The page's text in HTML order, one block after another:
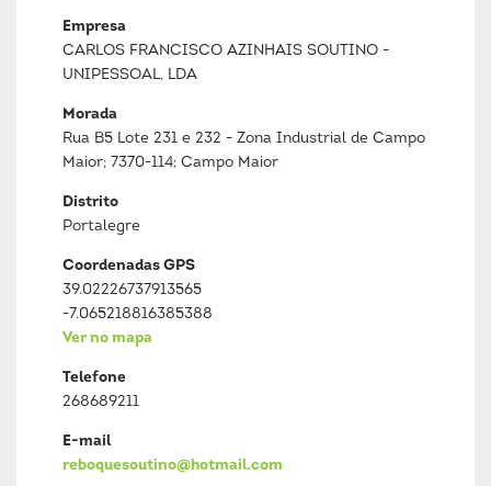
Empresa
CARLOS FRANCISCO AZINHAIS SOUTINO -
UNIPESSOAL, LDA
Morada
Rua B5 Lote 231 e 232 - Zona Industrial de Campo
Maior; 7370-114; Campo Maior
Distrito
Portalegre
Coordenadas GPS
39.02226737913565
-7.065218816385388
Ver no mapa
Telefone
268689211
E-mail
reboquesoutino@hotmail.com